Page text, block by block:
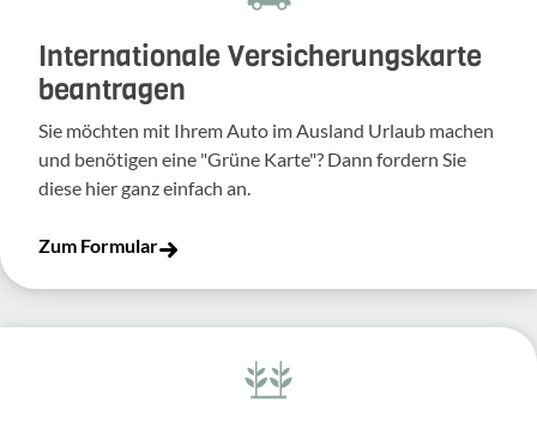
Inter­na­tio­nale Versi­che­rungs­karte
bean­tragen
Sie möchten mit Ihrem Auto im Ausland Urlaub machen
und benö­tigen eine "Grüne Karte"? Dann fordern Sie
diese hier ganz einfach an.
Zum Formular